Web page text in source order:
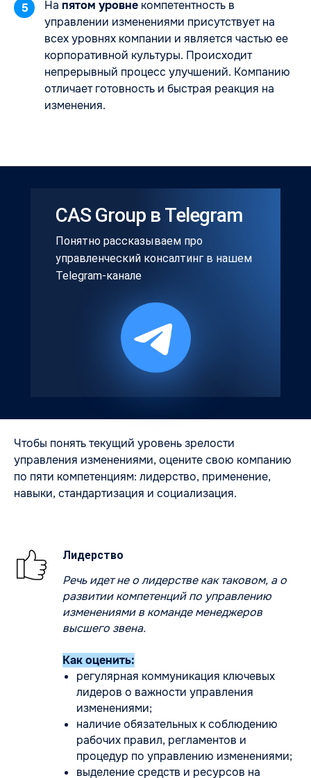
5 На пятом уровне компетентность в
управлении изменениями присутствует на
всех уровнях компании и является частью ее
корпоративной культуры. Происходит
непрерывный процесс улучшений. Компанию
отличает готовность и быстрая реакция на
изменения.
Понятно рассказываем про
управленческий консалтинг в нашем
Telegram-канале
CAS Group в Telegram
Чтобы понять текущий уровень зрелости
управления изменениями, оцените свою компанию
по пяти компетенциям: лидерство, применение,
навыки, стандартизация и социализация.
Лидерство
Речь идет не о лидерстве как таковом, а о
развитии компетенций по управлению
изменениями в команде менеджеров
высшего звена.
Как оценить:
регулярная коммуникация ключевых
лидеров о важности управления
изменениями;
наличие обязательных к соблюдению
рабочих правил, регламентов и
процедур по управлению изменениями;
выделение средств и ресурсов на